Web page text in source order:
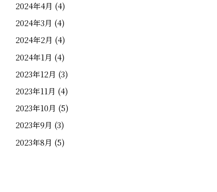
2024年4月 (4)
2024年3月 (4)
2024年2月 (4)
2024年1月 (4)
2023年12月 (3)
2023年11月 (4)
2023年10月 (5)
2023年9月 (3)
2023年8月 (5)